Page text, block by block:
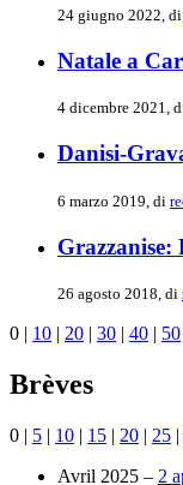
24 giugno 2022, di
Natale a
4 dicembre 2021,
Danisi-
6 marzo 2019, di
Grazzanise:
26 agosto 2018, di
0 | 10 | 20 | 30 | 40 | 50
Brèves
0 | 5 | 10 | 15 | 20 | 25 |
Avril 2025 – 2